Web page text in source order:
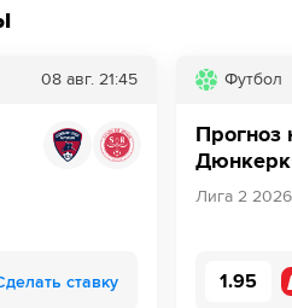
08 авг. 21:45
ставку
Футбол
Прогноз
Дюнкерк
Лига 2
1.95